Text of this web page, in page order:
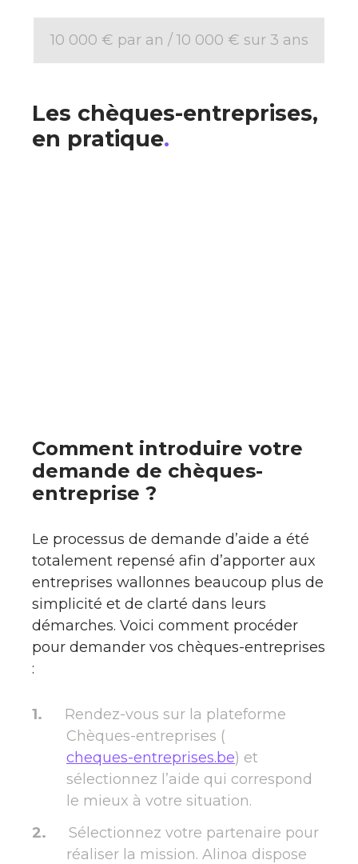
10 000 € par an / 10 000 € sur 3 ans
Les chèques-entreprises,
en pratique.
Comment introduire votre
demande de chèques-
entreprise ?
Le processus de demande d’aide a été
totalement repensé afin d’apporter aux
entreprises wallonnes beaucoup plus de
simplicité et de clarté dans leurs
démarches. Voici comment procéder
pour demander vos chèques-entreprises
:
Rendez-vous sur la plateforme
Chèques-entreprises (
cheques-entreprises.be) et
sélectionnez l’aide qui correspond
le mieux à votre situation.
Sélectionnez votre partenaire pour
réaliser la mission. Alinoa dispose